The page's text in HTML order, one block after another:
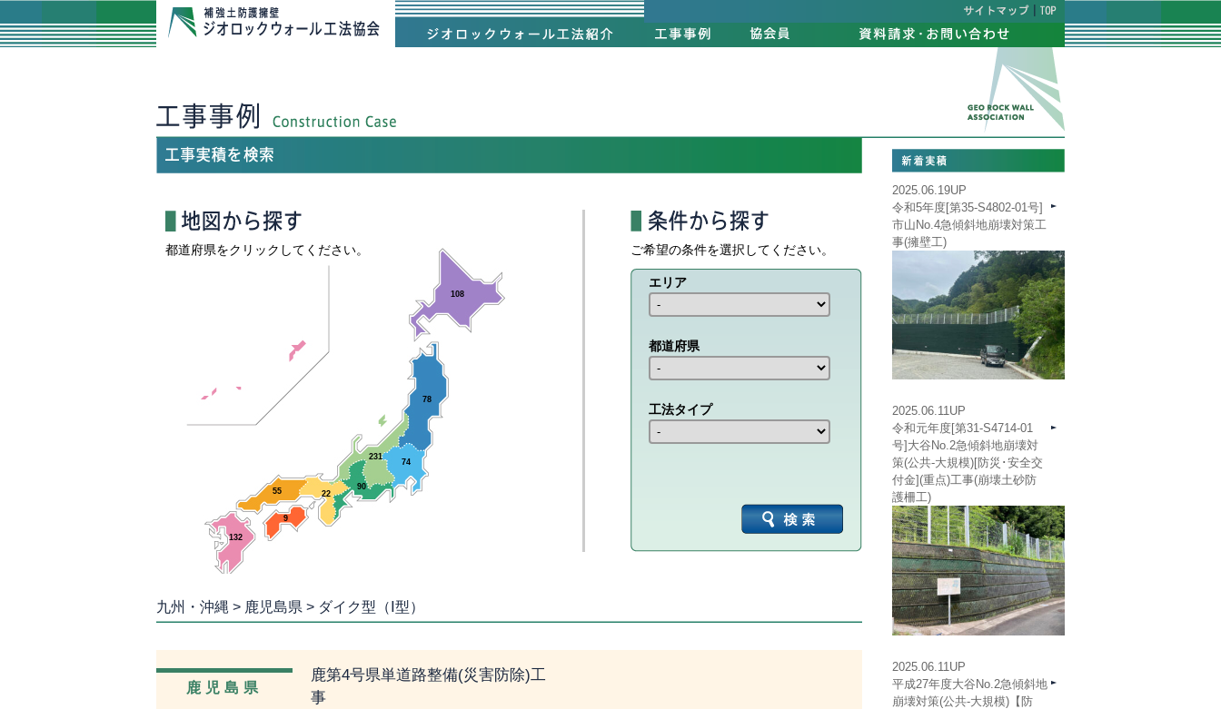
|
108
78
231
74
90
22
55
9
132
都道府県をクリックしてください。 ご希望の条件を選択してください。
エリア
都道府県
工法タイプ
九州・沖縄 > 鹿児島県 > ダイク型（Ⅰ型）
鹿児島県
鹿第4号県単道路整備(災害防除)工
事
2025.06.19UP
令和5年度[第35-S4802-01号]
市山No.4急傾斜地崩壊対策工
事(擁壁工)
2025.06.11UP
令和元年度[第31-S4714-01
号]大谷No.2急傾斜地崩壊対
策(公共-大規模)[防災･安全交
付金](重点)工事(崩壊土砂防
護柵工)
2025.06.11UP
平成27年度大谷No.2急傾斜地
崩壊対策(公共-大規模)【防